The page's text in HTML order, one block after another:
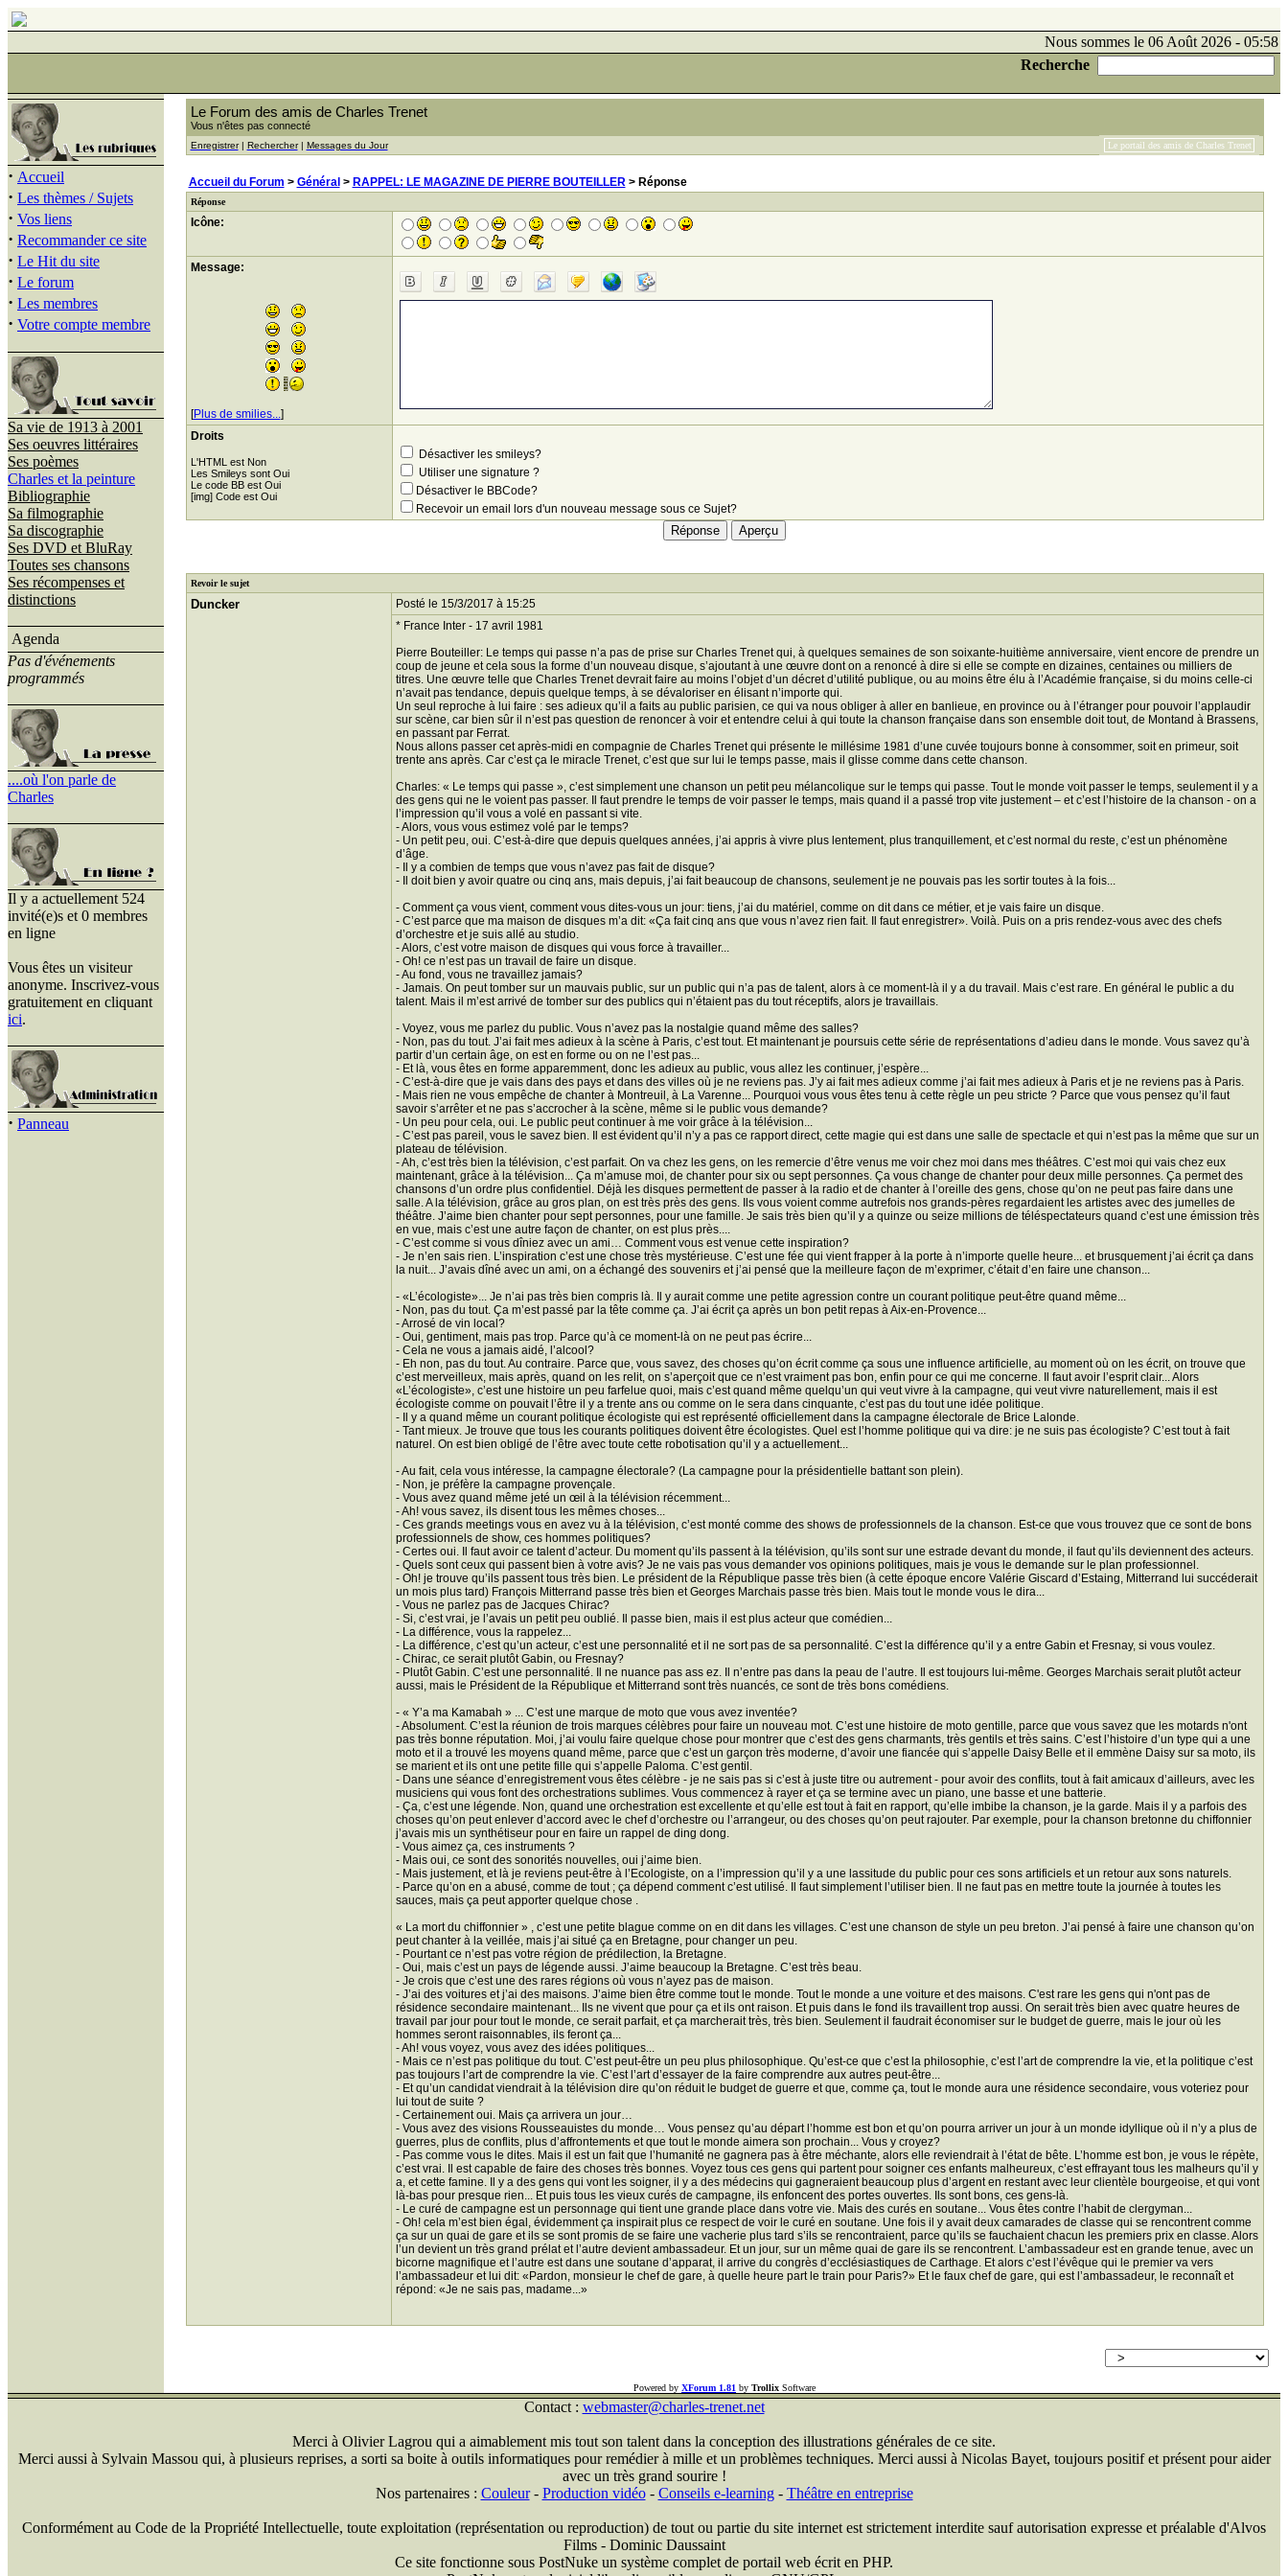
Nous sommes le 06 Août 2026 - 05:58
Recherche
· Accueil
· Les thèmes / Sujets
· Vos liens
· Recommander ce site
· Le Hit du site
· Le forum
· Les membres
· Votre compte membre
Sa vie de 1913 à 2001
Ses oeuvres littéraires
Ses poèmes
Charles et la peinture
Bibliographie
Sa filmographie
Sa discographie
Ses DVD et BluRay
Toutes ses chansons
Ses récompenses et
distinctions
Agenda
Pas d'événements
programmés
....où l'on parle de
Charles
Il y a actuellement 524
invité(e)s et 0 membres
en ligne
Vous êtes un visiteur
anonyme. Inscrivez-vous
gratuitement en cliquant
ici.
· Panneau
Le Forum des amis de Charles Trenet
Vous n'êtes pas connecté
Enregistrer| Rechercher| Messages du Jour Le portail des amis de Charles Trenet
Accueil du Forum > Général > RAPPEL: LE MAGAZINE DE PIERRE BOUTEILLER> Réponse
Réponse
Icône:
Message:
[Plus de smilies...]
Droits
L'HTML est Non
Les Smileys sont Oui
Le code BB est Oui
[img] Code est Oui
Désactiver les smileys?
Utiliser une signature ?
Désactiver le BBCode?
Recevoir un email lors d'un nouveau message sous ce Sujet?
Revoir le sujet
Duncker
Posté le 15/3/2017 à 15:25
* France Inter - 17 avril 1981
Pierre Bouteiller: Le temps qui passe n’a pas de prise sur Charles Trenet qui, à quelques semaines de son soixante-huitième anniversaire, vient encore de prendre un
coup de jeune et cela sous la forme d’un nouveau disque, s’ajoutant à une œuvre dont on a renoncé à dire si elle se compte en dizaines, centaines ou milliers de
titres. Une œuvre telle que Charles Trenet devrait faire au moins l’objet d’un décret d’utilité publique, ou au moins être élu à l’Académie française, si du moins celle-ci
n’avait pas tendance, depuis quelque temps, à se dévaloriser en élisant n’importe qui.
Un seul reproche à lui faire : ses adieux qu’il a faits au public parisien, ce qui va nous obliger à aller en banlieue, en province ou à l’étranger pour pouvoir l’applaudir
sur scène, car bien sûr il n’est pas question de renoncer à voir et entendre celui à qui toute la chanson française dans son ensemble doit tout, de Montand à Brassens,
en passant par Ferrat.
Nous allons passer cet après-midi en compagnie de Charles Trenet qui présente le millésime 1981 d’une cuvée toujours bonne à consommer, soit en primeur, soit
trente ans après. Car c’est ça le miracle Trenet, c’est que sur lui le temps passe, mais il glisse comme dans cette chanson.
Charles: « Le temps qui passe », c’est simplement une chanson un petit peu mélancolique sur le temps qui passe. Tout le monde voit passer le temps, seulement il y a
des gens qui ne le voient pas passer. Il faut prendre le temps de voir passer le temps, mais quand il a passé trop vite justement – et c’est l’histoire de la chanson - on a
l’impression qu’il vous a volé en passant si vite.
- Alors, vous vous estimez volé par le temps?
- Un petit peu, oui. C’est-à-dire que depuis quelques années, j’ai appris à vivre plus lentement, plus tranquillement, et c’est normal du reste, c’est un phénomène
d’âge.
- Il y a combien de temps que vous n’avez pas fait de disque?
- Il doit bien y avoir quatre ou cinq ans, mais depuis, j’ai fait beaucoup de chansons, seulement je ne pouvais pas les sortir toutes à la fois...
- Comment ça vous vient, comment vous dites-vous un jour: tiens, j’ai du matériel, comme on dit dans ce métier, et je vais faire un disque.
- C’est parce que ma maison de disques m’a dit: «Ça fait cinq ans que vous n’avez rien fait. Il faut enregistrer». Voilà. Puis on a pris rendez-vous avec des chefs
d’orchestre et je suis allé au studio.
- Alors, c’est votre maison de disques qui vous force à travailler...
- Oh! ce n’est pas un travail de faire un disque.
- Au fond, vous ne travaillez jamais?
- Jamais. On peut tomber sur un mauvais public, sur un public qui n’a pas de talent, alors à ce moment-là il y a du travail. Mais c’est rare. En général le public a du
talent. Mais il m’est arrivé de tomber sur des publics qui n’étaient pas du tout réceptifs, alors je travaillais.
- Voyez, vous me parlez du public. Vous n’avez pas la nostalgie quand même des salles?
- Non, pas du tout. J’ai fait mes adieux à la scène à Paris, c’est tout. Et maintenant je poursuis cette série de représentations d’adieu dans le monde. Vous savez qu’à
partir d’un certain âge, on est en forme ou on ne l’est pas...
- Et là, vous êtes en forme apparemment, donc les adieux au public, vous allez les continuer, j’espère...
- C’est-à-dire que je vais dans des pays et dans des villes où je ne reviens pas. J’y ai fait mes adieux comme j’ai fait mes adieux à Paris et je ne reviens pas à Paris.
- Mais rien ne vous empêche de chanter à Montreuil, à La Varenne... Pourquoi vous vous êtes tenu à cette règle un peu stricte ? Parce que vous pensez qu’il faut
savoir s’arrêter et ne pas s’accrocher à la scène, même si le public vous demande?
- Un peu pour cela, oui. Le public peut continuer à me voir grâce à la télévision...
- C’est pas pareil, vous le savez bien. Il est évident qu’il n’y a pas ce rapport direct, cette magie qui est dans une salle de spectacle et qui n’est pas la même que sur un
plateau de télévision.
- Ah, c’est très bien la télévision, c’est parfait. On va chez les gens, on les remercie d’être venus me voir chez moi dans mes théâtres. C’est moi qui vais chez eux
maintenant, grâce à la télévision... Ça m’amuse moi, de chanter pour six ou sept personnes. Ça vous change de chanter pour deux mille personnes. Ça permet des
chansons d’un ordre plus confidentiel. Déjà les disques permettent de passer à la radio et de chanter à l’oreille des gens, chose qu’on ne peut pas faire dans une
salle. A la télévision, grâce au gros plan, on est très près des gens. Ils vous voient comme autrefois nos grands-pères regardaient les artistes avec des jumelles de
théâtre. J’aime bien chanter pour sept personnes, pour une famille. Je sais très bien qu’il y a quinze ou seize millions de téléspectateurs quand c’est une émission très
en vue, mais c’est une autre façon de chanter, on est plus près....
- C’est comme si vous dîniez avec un ami… Comment vous est venue cette inspiration?
- Je n’en sais rien. L’inspiration c’est une chose très mystérieuse. C’est une fée qui vient frapper à la porte à n’importe quelle heure... et brusquement j’ai écrit ça dans
la nuit... J’avais dîné avec un ami, on a échangé des souvenirs et j’ai pensé que la meilleure façon de m’exprimer, c’était d’en faire une chanson...
- «L’écologiste»... Je n’ai pas très bien compris là. Il y aurait comme une petite agression contre un courant politique peut-être quand même...
- Non, pas du tout. Ça m’est passé par la tête comme ça. J’ai écrit ça après un bon petit repas à Aix-en-Provence...
- Arrosé de vin local?
- Oui, gentiment, mais pas trop. Parce qu’à ce moment-là on ne peut pas écrire...
- Cela ne vous a jamais aidé, l’alcool?
- Eh non, pas du tout. Au contraire. Parce que, vous savez, des choses qu’on écrit comme ça sous une influence artificielle, au moment où on les écrit, on trouve que
c’est merveilleux, mais après, quand on les relit, on s’aperçoit que ce n’est vraiment pas bon, enfin pour ce qui me concerne. Il faut avoir l’esprit clair... Alors
«L’écologiste», c’est une histoire un peu farfelue quoi, mais c’est quand même quelqu’un qui veut vivre à la campagne, qui veut vivre naturellement, mais il est
écologiste comme on pouvait l’être il y a trente ans ou comme on le sera dans cinquante, c’est pas du tout une idée politique.
- Il y a quand même un courant politique écologiste qui est représenté officiellement dans la campagne électorale de Brice Lalonde.
- Tant mieux. Je trouve que tous les courants politiques doivent être écologistes. Quel est l’homme politique qui va dire: je ne suis pas écologiste? C’est tout à fait
naturel. On est bien obligé de l’être avec toute cette robotisation qu’il y a actuellement...
- Au fait, cela vous intéresse, la campagne électorale? (La campagne pour la présidentielle battant son plein).
- Non, je préfère la campagne provençale.
- Vous avez quand même jeté un œil à la télévision récemment...
- Ah! vous savez, ils disent tous les mêmes choses...
- Ces grands meetings vous en avez vu à la télévision, c’est monté comme des shows de professionnels de la chanson. Est-ce que vous trouvez que ce sont de bons
professionnels de show, ces hommes politiques?
- Certes oui. Il faut avoir ce talent d’acteur. Du moment qu’ils passent à la télévision, qu’ils sont sur une estrade devant du monde, il faut qu’ils deviennent des acteurs.
- Quels sont ceux qui passent bien à votre avis? Je ne vais pas vous demander vos opinions politiques, mais je vous le demande sur le plan professionnel.
- Oh! je trouve qu’ils passent tous très bien. Le président de la République passe très bien (à cette époque encore Valérie Giscard d’Estaing, Mitterrand lui succéderait
un mois plus tard) François Mitterrand passe très bien et Georges Marchais passe très bien. Mais tout le monde vous le dira...
- Vous ne parlez pas de Jacques Chirac?
- Si, c’est vrai, je l’avais un petit peu oublié. Il passe bien, mais il est plus acteur que comédien...
- La différence, vous la rappelez...
- La différence, c’est qu’un acteur, c’est une personnalité et il ne sort pas de sa personnalité. C’est la différence qu’il y a entre Gabin et Fresnay, si vous voulez.
- Chirac, ce serait plutôt Gabin, ou Fresnay?
- Plutôt Gabin. C’est une personnalité. Il ne nuance pas ass ez. Il n’entre pas dans la peau de l’autre. Il est toujours lui-même. Georges Marchais serait plutôt acteur
aussi, mais le Président de la République et Mitterrand sont très nuancés, ce sont de très bons comédiens.
- « Y’a ma Kamabah » ... C’est une marque de moto que vous avez inventée?
- Absolument. C’est la réunion de trois marques célèbres pour faire un nouveau mot. C’est une histoire de moto gentille, parce que vous savez que les motards n'ont
pas très bonne réputation. Moi, j’ai voulu faire quelque chose pour montrer que c’est des gens charmants, très gentils et très sains. C’est l’histoire d’un type qui a une
moto et il a trouvé les moyens quand même, parce que c’est un garçon très moderne, d’avoir une fiancée qui s’appelle Daisy Belle et il emmène Daisy sur sa moto, ils
se marient et ils ont une petite fille qui s’appelle Paloma. C’est gentil.
- Dans une séance d’enregistrement vous êtes célèbre - je ne sais pas si c’est à juste titre ou autrement - pour avoir des conflits, tout à fait amicaux d’ailleurs, avec les
musiciens qui vous font des orchestrations sublimes. Vous commencez à rayer et ça se termine avec un piano, une basse et une batterie.
- Ça, c’est une légende. Non, quand une orchestration est excellente et qu’elle est tout à fait en rapport, qu’elle imbibe la chanson, je la garde. Mais il y a parfois des
choses qu’on peut enlever d’accord avec le chef d’orchestre ou l’arrangeur, ou des choses qu’on peut rajouter. Par exemple, pour la chanson bretonne du chiffonnier
j’avais mis un synthétiseur pour en faire un rappel de ding dong.
- Vous aimez ça, ces instruments ?
- Mais oui, ce sont des sonorités nouvelles, oui j’aime bien.
- Mais justement, et là je reviens peut-être à l’Ecologiste, on a l’impression qu’il y a une lassitude du public pour ces sons artificiels et un retour aux sons naturels.
- Parce qu’on en a abusé, comme de tout ; ça dépend comment c’est utilisé. Il faut simplement l’utiliser bien. Il ne faut pas en mettre toute la journée à toutes les
sauces, mais ça peut apporter quelque chose .
« La mort du chiffonnier » , c’est une petite blague comme on en dit dans les villages. C’est une chanson de style un peu breton. J’ai pensé à faire une chanson qu’on
peut chanter à la veillée, mais j’ai situé ça en Bretagne, pour changer un peu.
- Pourtant ce n’est pas votre région de prédilection, la Bretagne.
- Oui, mais c’est un pays de légende aussi. J’aime beaucoup la Bretagne. C’est très beau.
- Je crois que c’est une des rares régions où vous n’ayez pas de maison.
- J’ai des voitures et j’ai des maisons. J’aime bien être comme tout le monde. Tout le monde a une voiture et des maisons. C'est rare les gens qui n'ont pas de
résidence secondaire maintenant... Ils ne vivent que pour ça et ils ont raison. Et puis dans le fond ils travaillent trop aussi. On serait très bien avec quatre heures de
travail par jour pour tout le monde, ce serait parfait, et ça marcherait très, très bien. Seulement il faudrait économiser sur le budget de guerre, mais le jour où les
hommes seront raisonnables, ils feront ça...
- Ah! vous voyez, vous avez des idées politiques...
- Mais ce n’est pas politique du tout. C’est peut-être un peu plus philosophique. Qu’est-ce que c’est la philosophie, c’est l’art de comprendre la vie, et la politique c’est
pas toujours l’art de comprendre la vie. C’est l’art d’essayer de la faire comprendre aux autres peut-être...
- Et qu’un candidat viendrait à la télévision dire qu’on réduit le budget de guerre et que, comme ça, tout le monde aura une résidence secondaire, vous voteriez pour
lui tout de suite ?
- Certainement oui. Mais ça arrivera un jour…
- Vous avez des visions Rousseauistes du monde… Vous pensez qu’au départ l’homme est bon et qu’on pourra arriver un jour à un monde idyllique où il n’y a plus de
guerres, plus de conflits, plus d’affrontements et que tout le monde aimera son prochain... Vous y croyez?
- Pas comme vous le dites. Mais il est un fait que l’humanité ne gagnera pas à être méchante, alors elle reviendrait à l’état de bête. L’homme est bon, je vous le répète,
c’est vrai. Il est capable de faire des choses très bonnes. Voyez tous ces gens qui partent pour soigner ces enfants malheureux, c’est effrayant tous les malheurs qu’il y
a, et cette famine. Il y a des gens qui vont les soigner, il y a des médecins qui gagneraient beaucoup plus d’argent en restant avec leur clientèle bourgeoise, et qui vont
là-bas pour presque rien... Et puis tous les vieux curés de campagne, ils enfoncent des portes ouvertes. Ils sont bons, ces gens-là.
- Le curé de campagne est un personnage qui tient une grande place dans votre vie. Mais des curés en soutane... Vous êtes contre l’habit de clergyman...
- Oh! cela m’est bien égal, évidemment ça inspirait plus ce respect de voir le curé en soutane. Une fois il y avait deux camarades de classe qui se rencontrent comme
ça sur un quai de gare et ils se sont promis de se faire une vacherie plus tard s’ils se rencontraient, parce qu’ils se fauchaient chacun les premiers prix en classe. Alors
l’un devient un très grand prélat et l’autre devient ambassadeur. Et un jour, sur un même quai de gare ils se rencontrent. L’ambassadeur est en grande tenue, avec un
bicorne magnifique et l’autre est dans une soutane d’apparat, il arrive du congrès d’ecclésiastiques de Carthage. Et alors c’est l’évêque qui le premier va vers
l’ambassadeur et lui dit: «Pardon, monsieur le chef de gare, à quelle heure part le train pour Paris?» Et le faux chef de gare, qui est l’ambassadeur, le reconnaît et
répond: «Je ne sais pas, madame...»
Powered by XForum 1.81 by Trollix Software
Contact : webmaster@charles-trenet.net
Merci à Olivier Lagrou qui a aimablement mis tout son talent dans la conception des illustrations générales de ce site.
Merci aussi à Sylvain Massou qui, à plusieurs reprises, a sorti sa boite à outils informatiques pour remédier à mille et un problèmes techniques. Merci aussi à Nicolas Bayet, toujours positif et présent pour aider
avec un très grand sourire !
Nos partenaires : Couleur- Production vidéo- Conseils e-learning- Théâtre en entreprise
Conformément au Code de la Propriété Intellectuelle, toute exploitation (représentation ou reproduction) de tout ou partie du site internet est strictement interdite sauf autorisation expresse et préalable d'Alvos
Films - Dominic Daussaint
Ce site fonctionne sous PostNuke un système complet de portail web écrit en PHP.